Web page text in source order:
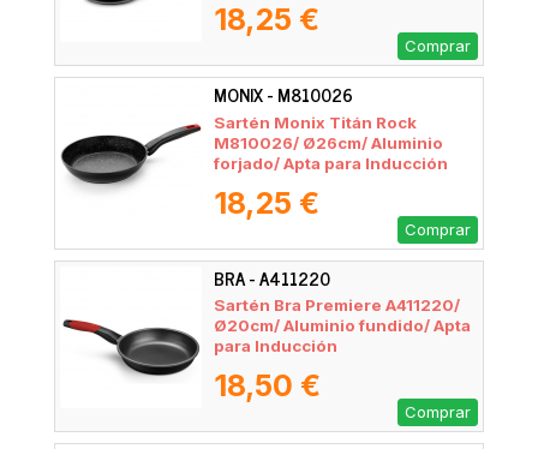
18,25 €
Comprar
MONIX - M810026
Sartén Monix Titán Rock
M810026/ Ø26cm/ Aluminio
forjado/ Apta para Inducción
18,25 €
Comprar
BRA - A411220
Sartén Bra Premiere A411220/
Ø20cm/ Aluminio fundido/ Apta
para Inducción
18,50 €
Comprar